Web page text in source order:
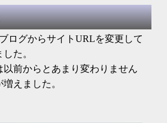
ログからサイトURLを変更して
た。
以前からとあまり変わりません
えました。